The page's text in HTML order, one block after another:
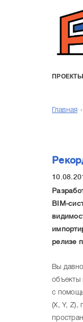
ПРОЕКТЫ
Главная
BIM-
релизе
Вы
с
(X, Y, Z),